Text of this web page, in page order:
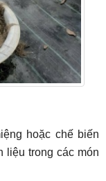
hoặc chế biến
liệu trong các món